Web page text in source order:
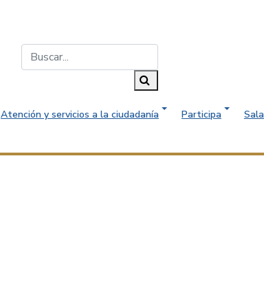
Atención y servicios a la ciudadanía Participa